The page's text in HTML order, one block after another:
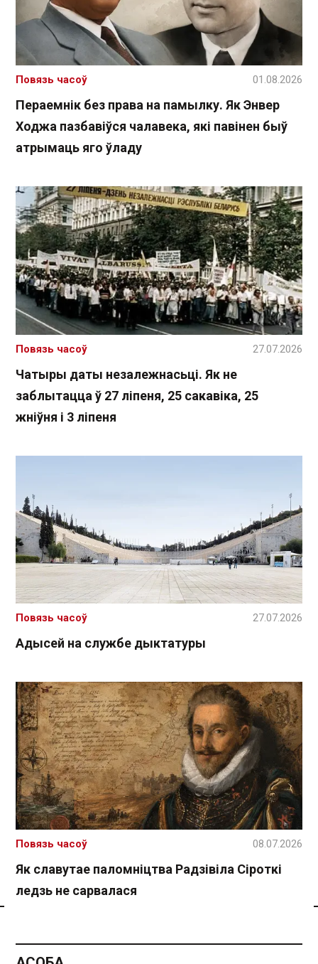
Пераемнік без права на памылку. Як Энвер
Ходжа пазбавіўся чалавека, які павінен быў
атрымаць яго ўладу
Повязь часоў 01.08.2026
Чатыры даты незалежнасьці. Як не
заблытацца ў 27 ліпеня, 25 сакавіка, 25
жніўня і 3 ліпеня
Повязь часоў 27.07.2026
Адысей на службе дыктатуры
Повязь часоў 27.07.2026
Як славутае паломніцтва Радзівіла Сіроткі
ледзь не сарвалася
Повязь часоў 08.07.2026